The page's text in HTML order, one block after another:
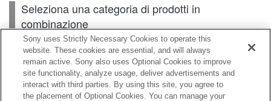
Seleziona una categoria di prodotti in
combinazione
Scheda di memoria
Alimentazione
Sony uses Strictly Necessary Cookies to operate this
website. These cookies are essential, and will always
remain active. Sony also uses Optional Cookies to improve
site functionality, analyze usage, deliver advertisements and
interact with third parties. By using this site, you agree to
the placement of Optional Cookies. You can manage your